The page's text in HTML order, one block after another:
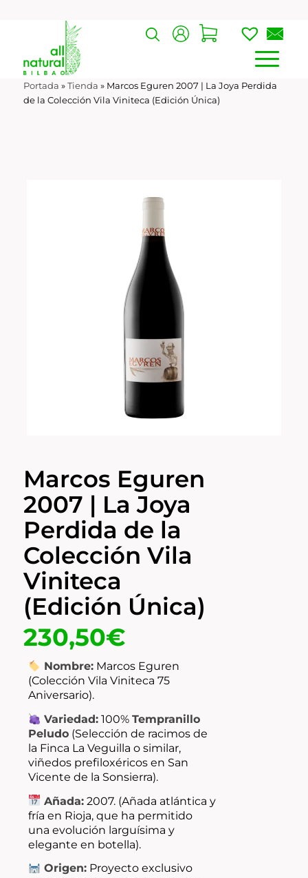
Portada »Tienda » Marcos Eguren 2007 | La Joya Perdida
de la Colección Vila Viniteca (Edición Única)
Marcos Eguren
2007 | La Joya
Perdida de la
Colección Vila
Viniteca
(Edición Única)
230,50€
Nombre:Marcos Eguren
(Colección Vila Viniteca 75
Aniversario).
Variedad:100% Tempranillo
Peludo(Selección de racimos de
la Finca La Veguilla o similar,
viñedos prefiloxéricos en San
Vicente de la Sonsierra).
Añada:2007. (Añada atlántica y
fría en Rioja, que ha permitido
una evolución larguísima y
elegante en botella).
Origen:Proyecto exclusivo